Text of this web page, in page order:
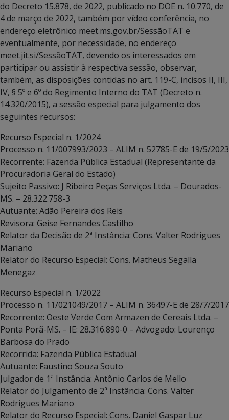
do Decreto 15.878, de 2022, publicado no DOE n. 10.770, de
4 de março de 2022, também por vídeo conferência, no
endereço eletrônico meet.ms.gov.br/SessãoTAT e
eventualmente, por necessidade, no endereço
meet.jit.si/SessãoTAT, devendo os interessados em
participar ou assistir à respectiva sessão, observar,
também, as disposições contidas no art. 119-C, incisos II, III,
IV, § 5º e 6º do Regimento Interno do TAT (Decreto n.
14.320/2015), a sessão especial para julgamento dos
seguintes recursos:
Recurso Especial n. 1/2024
Processo n. 11/007993/2023 – ALIM n. 52785-E de 19/5/2023
Recorrente: Fazenda Pública Estadual (Representante da
Procuradoria Geral do Estado)
Sujeito Passivo: J Ribeiro Peças Serviços Ltda. – Dourados-
MS. – 28.322.758-3
Autuante: Adão Pereira dos Reis
Revisora: Geise Fernandes Castilho
Relator da Decisão de 2ª Instância: Cons. Valter Rodrigues
Mariano
Relator do Recurso Especial: Cons. Matheus Segalla
Menegaz
Recurso Especial n. 1/2022
Processo n. 11/021049/2017 – ALIM n. 36497-E de 28/7/2017
Recorrente: Oeste Verde Com Armazen de Cereais Ltda. –
Ponta Porã-MS. – IE: 28.316.890-0 – Advogado: Lourenço
Barbosa do Prado
Recorrida: Fazenda Pública Estadual
Autuante: Faustino Souza Souto
Julgador de 1ª Instância: Antônio Carlos de Mello
Relator do Julgamento de 2ª Instância: Cons. Valter
Rodrigues Mariano
Relator do Recurso Especial: Cons. Daniel Gaspar Luz